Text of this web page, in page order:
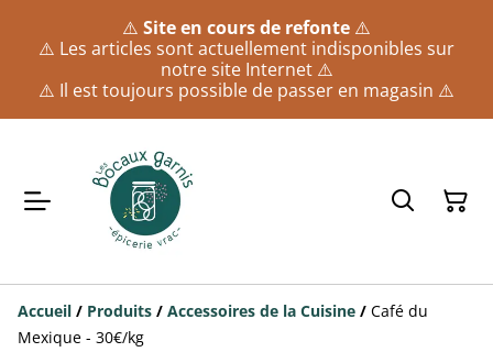
⚠️ Site en cours de refonte ⚠️
⚠️ Les articles sont actuellement indisponibles sur
notre site Internet ⚠️
⚠️ Il est toujours possible de passer en magasin ⚠️
Accueil / Produits / Accessoires de la Cuisine / Café du
Mexique - 30€/kg